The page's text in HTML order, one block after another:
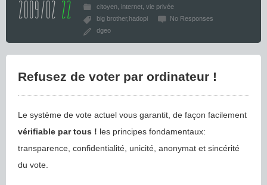
2009/02 22 citoyen internet vie privée
big brother hadopi
No Responses
dgeo
Refusez de voter par ordinateur !
Le système de vote actuel vous garantit, de façon facilement
vérifiable par tous ! les principes fondamentaux:
transparence, confidentialité, unicité, anonymat et sincérité
du vote.